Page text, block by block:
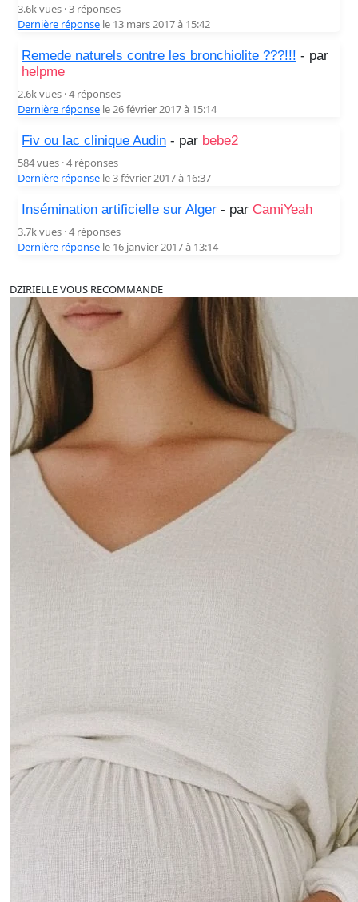
3.6k vues · 3 réponses
Dernière réponse le 13 mars 2017 à 15:42
Remede naturels contre les bronchiolite ???!!! - par
helpme
2.6k vues · 4 réponses
Dernière réponse le 26 février 2017 à 15:14
Fiv ou lac clinique Audin - par bebe2
584 vues · 4 réponses
Dernière réponse le 3 février 2017 à 16:37
Insémination artificielle sur Alger - par CamiYeah
3.7k vues · 4 réponses
Dernière réponse le 16 janvier 2017 à 13:14
DZIRIELLE VOUS RECOMMANDE